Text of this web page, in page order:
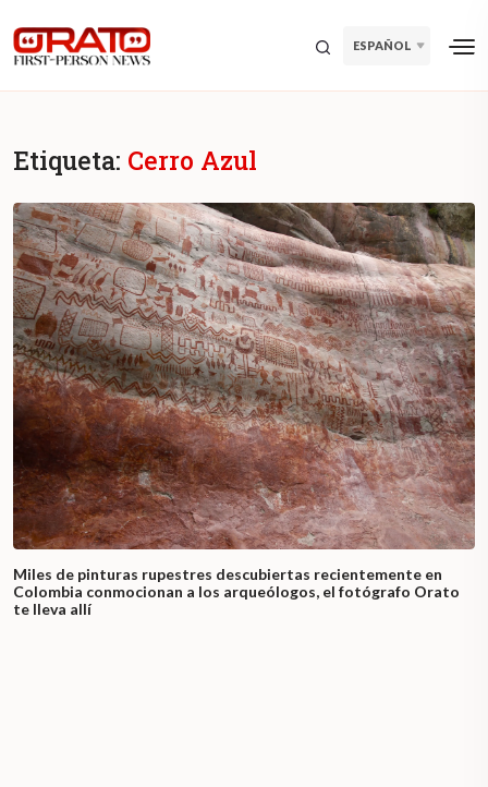
ESPAÑOL
Etiqueta: Cerro Azul
Miles de pinturas rupestres descubiertas recientemente en
Colombia conmocionan a los arqueólogos, el fotógrafo Orato
te lleva allí